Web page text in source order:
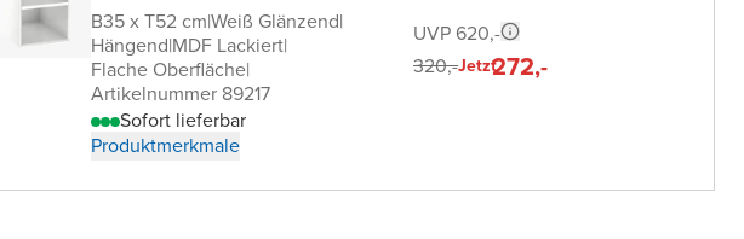
B35 x T52 cm|Weiß Glänzend|
Hängend|MDF Lackiert|
Flache Oberfläche|
Artikelnummer 89217
Sofort lieferbar
Produktmerkmale
UVP 620,-
320,-Jetzt272,-